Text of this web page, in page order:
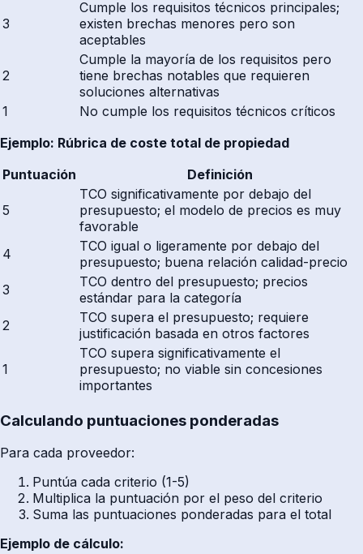
3
Cumple los requisitos técnicos principales;
existen brechas menores pero son
aceptables
2
Cumple la mayoría de los requisitos pero
tiene brechas notables que requieren
soluciones alternativas
1
No cumple los requisitos técnicos críticos
Ejemplo: Rúbrica de coste total de propiedad
Puntuación
Definición
5
TCO significativamente por debajo del
presupuesto; el modelo de precios es muy
favorable
4
TCO igual o ligeramente por debajo del
presupuesto; buena relación calidad-precio
3
TCO dentro del presupuesto; precios
estándar para la categoría
2
TCO supera el presupuesto; requiere
justificación basada en otros factores
1
TCO supera significativamente el
presupuesto; no viable sin concesiones
importantes
Calculando puntuaciones ponderadas
Para cada proveedor:
Puntúa cada criterio (1-5)
Multiplica la puntuación por el peso del criterio
Suma las puntuaciones ponderadas para el total
Ejemplo de cálculo: